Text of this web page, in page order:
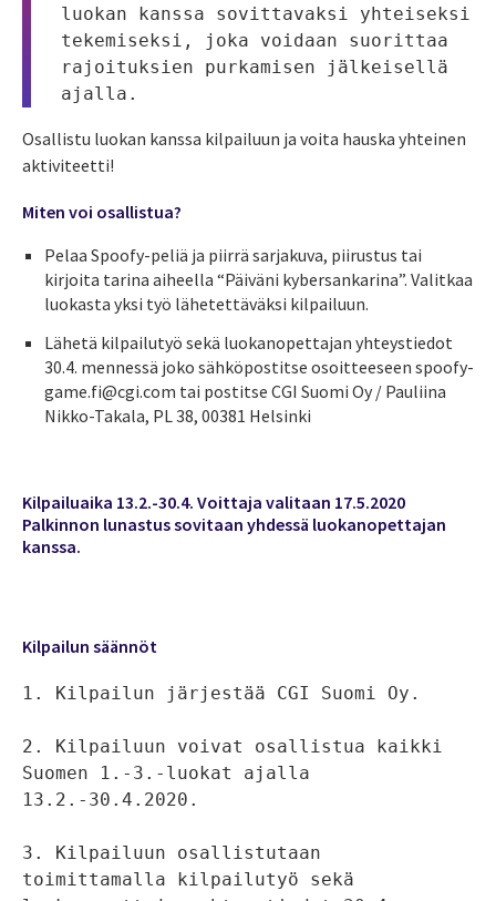
luokan kanssa sovittavaksi yhteiseksi
tekemiseksi, joka voidaan suorittaa
rajoituksien purkamisen jälkeisellä
ajalla.
Osallistu luokan kanssa kilpailuun ja voita hauska yhteinen
aktiviteetti!
Miten voi osallistua?
Pelaa Spoofy-peliä ja piirrä sarjakuva, piirustus tai
kirjoita tarina aiheella “Päiväni kybersankarina”. Valitkaa
luokasta yksi työ lähetettäväksi kilpailuun.
Lähetä kilpailutyö sekä luokanopettajan yhteystiedot
30.4. mennessä joko sähköpostitse osoitteeseen spoofy-
game.fi@cgi.com tai postitse CGI Suomi Oy / Pauliina
Nikko-Takala, PL 38, 00381 Helsinki
Kilpailuaika 13.2.-30.4. Voittaja valitaan 17.5.2020
Palkinnon lunastus sovitaan yhdessä luokanopettajan
kanssa.
Kilpailun säännöt
1. Kilpailun järjestää CGI Suomi Oy.
2. Kilpailuun voivat osallistua kaikki
Suomen 1.-3.-luokat ajalla
13.2.-30.4.2020.
3. Kilpailuun osallistutaan
toimittamalla kilpailutyö sekä